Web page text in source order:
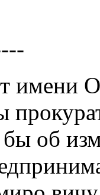
имени
бы об